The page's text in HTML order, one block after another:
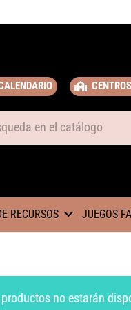
RECURSOS JUEGOS
no estarán